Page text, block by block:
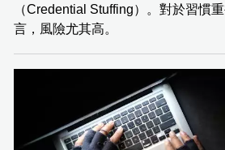
（Credential Stuffing）。對於習慣
言，風險尤其高。